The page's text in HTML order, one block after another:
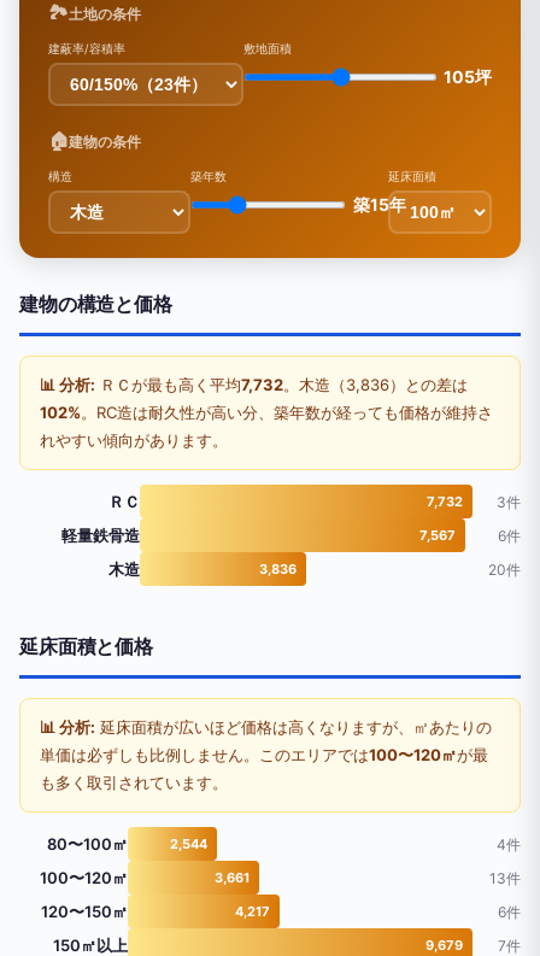
🏞土地の条件
建蔽率/容積率 敷地面積
105坪
🏠建物の条件
構造 築年数
築15年
延床面積
建物の構造と価格
📊 分析: ＲＣが最も高く平均7,732。木造（3,836）との差は
102%。RC造は耐久性が高い分、築年数が経っても価格が維持さ
れやすい傾向があります。
ＲＣ 7,732 3件
軽量鉄骨造 7,567 6件
木造 3,836 20件
延床面積と価格
📊 分析: 延床面積が広いほど価格は高くなりますが、㎡あたりの
単価は必ずしも比例しません。このエリアでは100〜120㎡が最
も多く取引されています。
80〜100㎡ 2,544 4件
100〜120㎡ 3,661 13件
120〜150㎡ 4,217 6件
150㎡以上 9,679 7件